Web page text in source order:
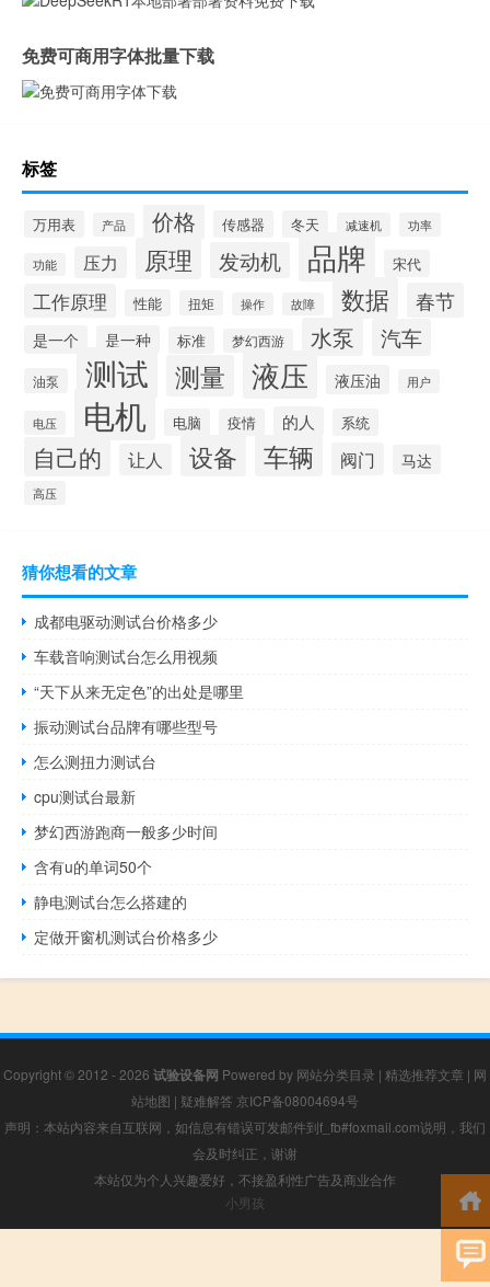
免费可商用字体批量下载
标签
万用表 产品 价格 传感器 冬天 减速机 功率
功能 压力 原理 发动机 品牌 宋代
工作原理 性能 扭矩 操作 故障 数据 春节
是一个 是一种 标准 梦幻西游 水泵 汽车
油泵 测试 测量 液压 液压油 用户
电压 电机 电脑 疫情 的人 系统
自己的 让人 设备 车辆 阀门 马达
高压
猜你想看的文章
成都电驱动测试台价格多少
车载音响测试台怎么用视频
“天下从来无定色”的出处是哪里
振动测试台品牌有哪些型号
怎么测扭力测试台
cpu测试台最新
梦幻西游跑商一般多少时间
含有u的单词50个
静电测试台怎么搭建的
定做开窗机测试台价格多少
Copyright © 2012 - 2026 试验设备网 Powered by 网站分类目录 | 精选推荐文章 | 网
站地图 | 疑难解答 京ICP备08004694号
声明：本站内容来自互联网，如信息有错误可发邮件到f_fb#foxmail.com说明，我们
会及时纠正，谢谢
本站仅为个人兴趣爱好，不接盈利性广告及商业合作
小男孩